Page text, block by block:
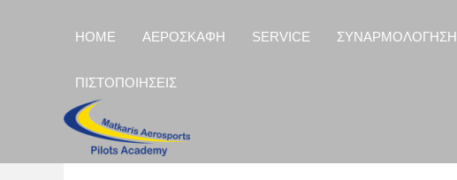
HOME ΑΕΡΟΣΚΑΦΗ SERVICE ΣΥΝΑΡΜΟΛΟΓΗΣΗ
ΠΙΣΤΟΠΟΙΗΣΕΙΣ